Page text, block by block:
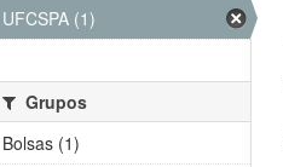
UFCSPA (1)
Grupos
Bolsas (1)